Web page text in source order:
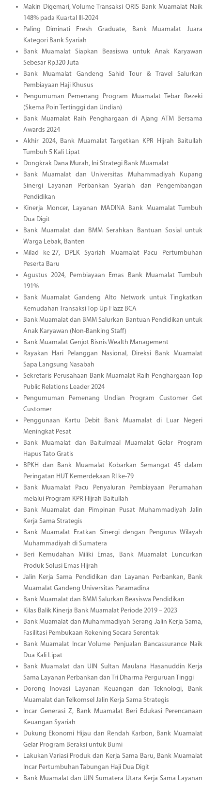
Makin Digemari, Volume Transaksi QRIS Bank Muamalat Naik
148% pada Kuartal III-2024
Paling Diminati Fresh Graduate, Bank Muamalat Juara
Kategori Bank Syariah
Bank Muamalat Siapkan Beasiswa untuk Anak Karyawan
Sebesar Rp320 Juta
Bank Muamalat Gandeng Sahid Tour & Travel Salurkan
Pembiayaan Haji Khusus
Pengumuman Pemenang Program Muamalat Tebar Rezeki
(Skema Poin Tertinggi dan Undian)
Bank Muamalat Raih Penghargaan di Ajang ATM Bersama
Awards 2024
Akhir 2024, Bank Muamalat Targetkan KPR Hijrah Baitullah
Tumbuh 5 Kali Lipat
Dongkrak Dana Murah, Ini Strategi Bank Muamalat
Bank Muamalat dan Universitas Muhammadiyah Kupang
Sinergi Layanan Perbankan Syariah dan Pengembangan
Pendidikan
Kinerja Moncer, Layanan MADINA Bank Muamalat Tumbuh
Dua Digit
Bank Muamalat dan BMM Serahkan Bantuan Sosial untuk
Warga Lebak, Banten
Milad ke-27, DPLK Syariah Muamalat Pacu Pertumbuhan
Peserta Baru
Agustus 2024, Pembiayaan Emas Bank Muamalat Tumbuh
191%
Bank Muamalat Gandeng Alto Network untuk Tingkatkan
Kemudahan Transaksi Top Up Flazz BCA
Bank Muamalat dan BMM Salurkan Bantuan Pendidikan untuk
Anak Karyawan (Non-Banking Staff)
Bank Muamalat Genjot Bisnis Wealth Management
Rayakan Hari Pelanggan Nasional, Direksi Bank Muamalat
Sapa Langsung Nasabah
Sekretaris Perusahaan Bank Muamalat Raih Penghargaan Top
Public Relations Leader 2024
Pengumuman Pemenang Undian Program Customer Get
Customer
Penggunaan Kartu Debit Bank Muamalat di Luar Negeri
Meningkat Pesat
Bank Muamalat dan Baitulmaal Muamalat Gelar Program
Hapus Tato Gratis
BPKH dan Bank Muamalat Kobarkan Semangat 45 dalam
Peringatan HUT Kemerdekaan RI ke-79
Bank Muamalat Pacu Penyaluran Pembiayaan Perumahan
melalui Program KPR Hijrah Baitullah
Bank Muamalat dan Pimpinan Pusat Muhammadiyah Jalin
Kerja Sama Strategis
Bank Muamalat Eratkan Sinergi dengan Pengurus Wilayah
Muhammadiyah di Sumatera
Beri Kemudahan Miliki Emas, Bank Muamalat Luncurkan
Produk Solusi Emas Hijrah
Jalin Kerja Sama Pendidikan dan Layanan Perbankan, Bank
Muamalat Gandeng Universitas Paramadina
Bank Muamalat dan BMM Salurkan Beasiswa Pendidikan
Kilas Balik Kinerja Bank Muamalat Periode 2019 – 2023
Bank Muamalat dan Muhammadiyah Serang Jalin Kerja Sama,
Fasilitasi Pembukaan Rekening Secara Serentak
Bank Muamalat Incar Volume Penjualan Bancassurance Naik
Dua Kali Lipat
Bank Muamalat dan UIN Sultan Maulana Hasanuddin Kerja
Sama Layanan Perbankan dan Tri Dharma Perguruan Tinggi
Dorong Inovasi Layanan Keuangan dan Teknologi, Bank
Muamalat dan Telkomsel Jalin Kerja Sama Strategis
Incar Generasi Z, Bank Muamalat Beri Edukasi Perencanaan
Keuangan Syariah
Dukung Ekonomi Hijau dan Rendah Karbon, Bank Muamalat
Gelar Program Beraksi untuk Bumi
Lakukan Variasi Produk dan Kerja Sama Baru, Bank Muamalat
Incar Pertumbuhan Tabungan Haji Dua Digit
Bank Muamalat dan UIN Sumatera Utara Kerja Sama Layanan